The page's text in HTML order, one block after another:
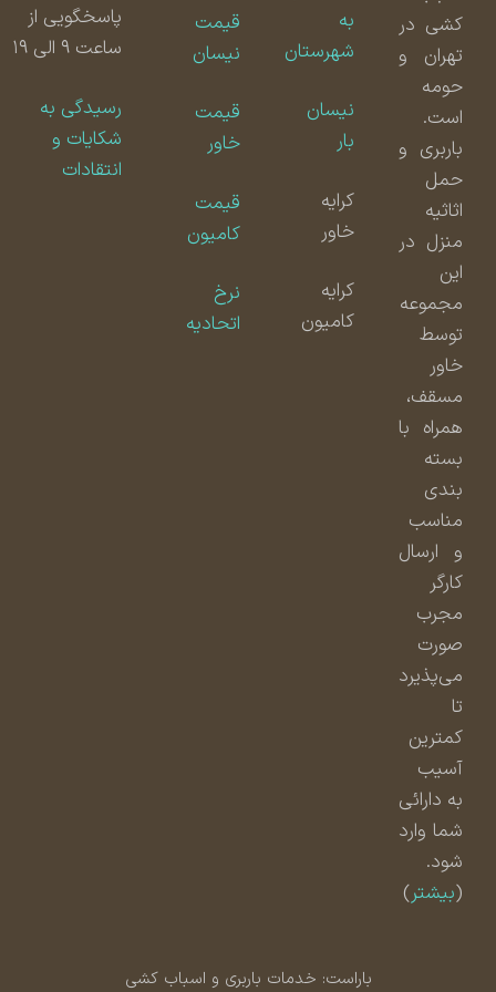
کشی در
تهران و
حومه
است.
باربری و
حمل
اثاثیه
منزل در
مجموعه
توسط
مسقف،
همراه با
بسته
بندی
مناسب
و ارسال
مجرب
صورت
می‌پذیرد
کمترین
آسیب
به دارائی
شما وارد
شود.
بیشتر)
شهرستان
نیسان
کامیون
قیمت
نیسان
قیمت
قیمت
کامیون
اتحادیه
پاسخگویی از
ساعت ۹ الی ۱۹
رسیدگی به
شکایات و
انتقادات
باراست: خدمات باربری و اسباب کشی